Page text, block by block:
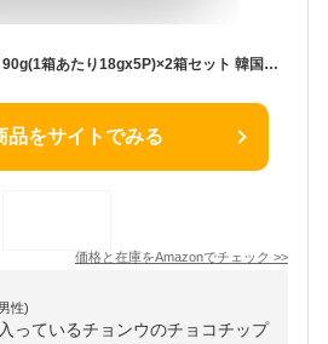
チョンウ 餅チョコチップ 90g(1箱あたり18gx5P)×2箱セット 韓国菓子 菓子 【8801204008708】
品をサイトでみる
価格と在庫をAmazonでチェック >>
性)
っているチョンウのチョコチップ